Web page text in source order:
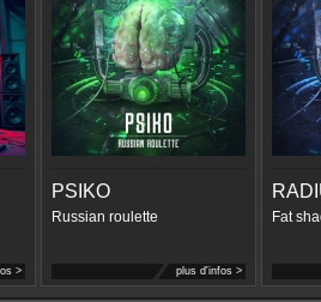
>
PSIKO
Russian roulette
plus d'infos >
Fat